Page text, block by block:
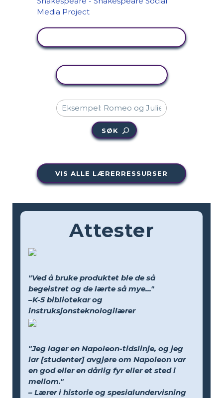
SØK
VIS ALLE LÆRERRESSURSER
Attester
"Ved å bruke produktet ble de så
begeistret og de lærte så mye..."
–K-5 bibliotekar og
instruksjonsteknologilærer
"Jeg lager en Napoleon-tidslinje, og jeg
lar [studenter] avgjøre om Napoleon var
en god eller en dårlig fyr eller et sted i
mellom."
– Lærer i historie og spesialundervisning